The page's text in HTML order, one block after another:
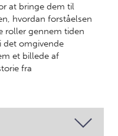
at bringe dem til
hvordan forståelsen
roller gennem tiden
omgivende
et billede af
fra